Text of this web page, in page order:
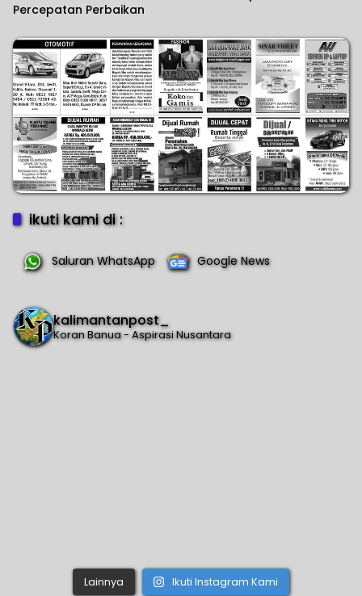
Percepatan Perbaikan
ikuti kami di :
Saluran WhatsApp Google News
kalimantanpost_
Koran Banua - Aspirasi Nusantara
Lainnya Ikuti Instagram Kami